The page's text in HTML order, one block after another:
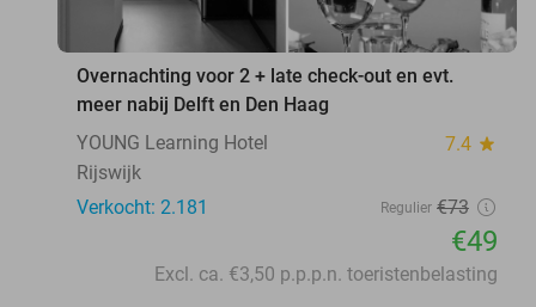
Overnachting voor 2 + late check-out en evt.
meer nabij Delft en Den Haag
YOUNG Learning Hotel
7.4 star
Rijswijk
Verkocht: 2.181
Regulier €73
€49
Excl. ca. €3,50 p.p.p.n. toeristenbelasting